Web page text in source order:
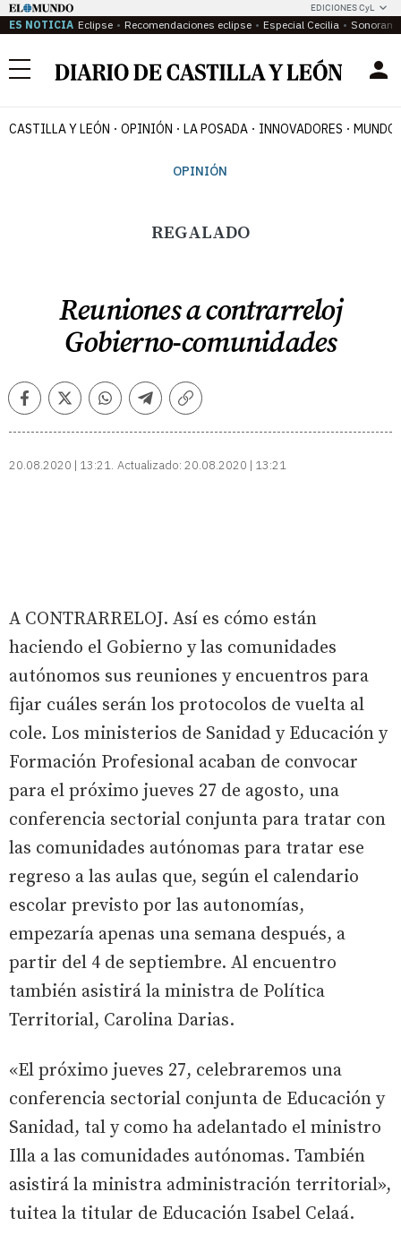
EDICIONES CyL
ES NOTICIA Eclipse Recomendaciones eclipse Especial Cecilia
Menú
CASTILLA Y LEÓN OPINIÓN LA POSADA INNOVADORES MUNDO
OPINIÓN
REGALADO
Reuniones a contrarreloj
Gobierno-comunidades
FacebookTwitterWhatsappTelegramCopiar
20.08.2020 | 13:21 Actualizado: 20.08.2020 | 13:21
A CONTRARRELOJ. Así es cómo están
haciendo el Gobierno y las comunidades
autónomos sus reuniones y encuentros para
fijar cuáles serán los protocolos de vuelta al
cole. Los ministerios de Sanidad y Educación y
Formación Profesional acaban de convocar
para el próximo jueves 27 de agosto, una
conferencia sectorial conjunta para tratar con
las comunidades autónomas para tratar ese
regreso a las aulas que, según el calendario
escolar previsto por las autonomías,
empezaría apenas una semana después, a
partir del 4 de septiembre. Al encuentro
también asistirá la ministra de Política
Territorial, Carolina Darias.
«El próximo jueves 27, celebraremos una
conferencia sectorial conjunta de Educación y
Sanidad, tal y como ha adelantado el ministro
Illa a las comunidades autónomas. También
asistirá la ministra administración territorial»,
tuitea la titular de Educación Isabel Celaá.